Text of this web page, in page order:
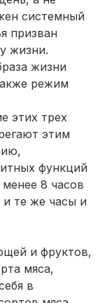
системный
призван
жизни.
жизни
режим
этих трех
этим
функций
8 часов
те же часы и
и фруктов,
мяса,
в